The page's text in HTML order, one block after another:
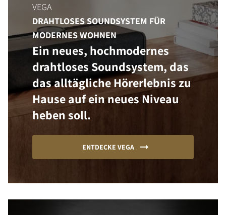
VEGA
DRAHTLOSES SOUNDSYSTEM FÜR
MODERNES WOHNEN
Ein neues, hochmodernes
drahtloses Soundsystem, das
das alltägliche Hörerlebnis zu
Hause auf ein neues Niveau
heben soll.
ENTDECKE VEGA